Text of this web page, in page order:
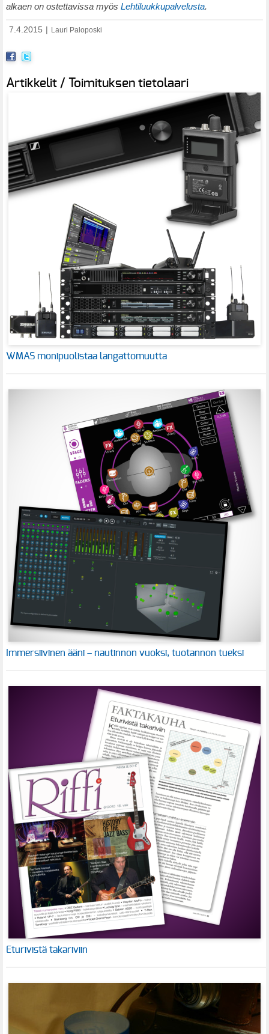
alkaen on ostettavissa myös Lehtiluukkupalvelusta.
7.4.2015 Lauri Paloposki
Artikkelit / Toimituksen tietolaari
WMAS monipuolistaa langattomuutta
Immersiivinen ääni – nautinnon vuoksi, tuotannon tueksi
Eturivistä takariviin